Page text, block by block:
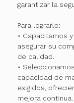
garantizar la
Para lograrlo:
• Capacitamos
asegurar su
de calidad.
•
capacidad de
exigidos,
mejora continua.